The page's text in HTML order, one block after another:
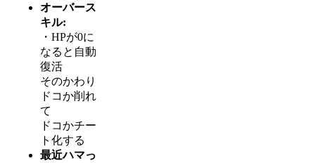
オーバース
キル:
・HPが0に
なると自動
復活
そのかわり
ドコか削れ
て
ドコかチー
ト化する
最近ハマっ